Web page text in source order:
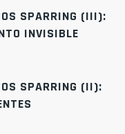
SPARRING (III):
INVISIBLE
SPARRING (II):